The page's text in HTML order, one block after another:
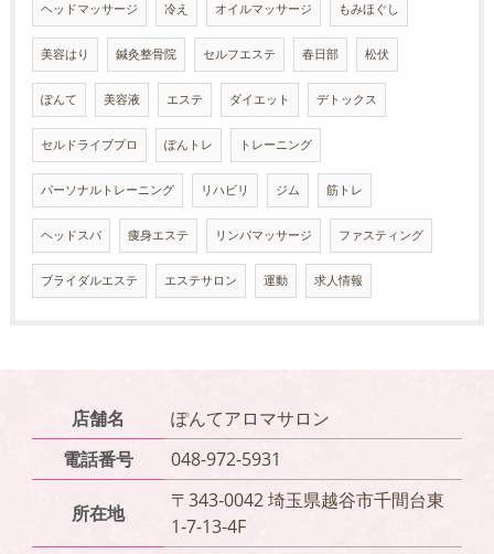
ヘッドマッサージ 冷え オイルマッサージ もみほぐし
美容はり 鍼灸整骨院 セルフエステ 春日部 松伏
ぽんて 美容液 エステ ダイエット デトックス
セルドライブプロ ぽんトレ トレーニング
パーソナルトレーニング リハビリ ジム 筋トレ
ヘッドスパ 痩身エステ リンパマッサージ ファスティング
ブライダルエステ エステサロン 運動 求人情報
店舗名
ぽんてアロマサロン
電話番号
048-972-5931
所在地
〒343-0042 埼玉県越谷市千間台東
1-7-13-4F